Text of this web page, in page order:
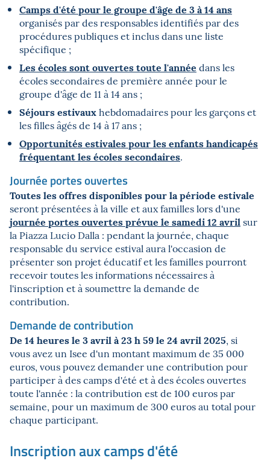
Camps d'été pour le groupe d'âge de 3 à 14 ans
organisés par des responsables identifiés par des
procédures publiques et inclus dans une liste
spécifique ;
Les écoles sont ouvertes toute l'année dans les
écoles secondaires de première année pour le
groupe d'âge de 11 à 14 ans ;
Séjours estivauxhebdomadaires pour les garçons et
les filles âgés de 14 à 17 ans ;
Opportunités estivales pour les enfants handicapés
fréquentant les écoles secondaires.
Journée portes ouvertes
Toutes les offres disponibles pour la période estivale
seront présentées à la ville et aux familles lors d'une
journée portes ouvertes prévue le samedi 12 avrilsur
la Piazza Lucio Dalla : pendant la journée, chaque
responsable du service estival aura l'occasion de
présenter son projet éducatif et les familles pourront
recevoir toutes les informations nécessaires à
l'inscription et à soumettre la demande de
contribution.
Demande de contribution
De 14 heures le 3 avril à 23 h 59 le 24 avril 2025, si
vous avez un Isee d'un montant maximum de 35 000
euros, vous pouvez demander une contribution pour
participer à des camps d'été et à des écoles ouvertes
toute l'année : la contribution est de 100 euros par
semaine, pour un maximum de 300 euros au total pour
chaque participant.
Inscription aux camps d'été